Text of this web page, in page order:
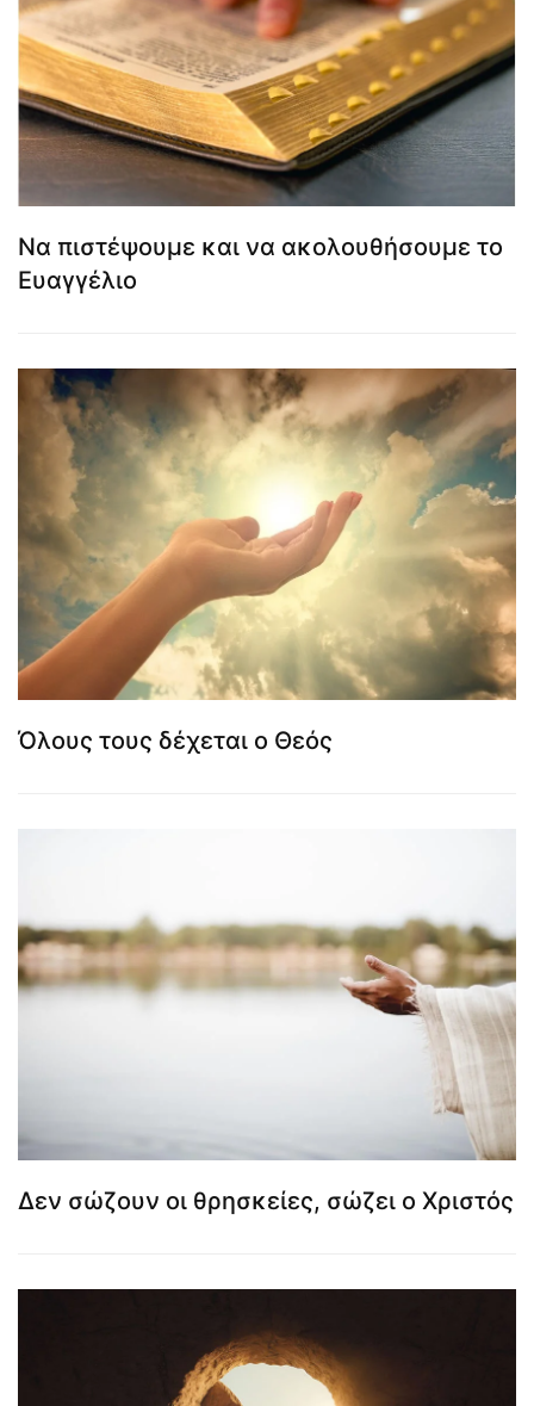
Να πιστέψουμε και να ακολουθήσουμε το
Ευαγγέλιο
Όλους τους δέχεται ο Θεός
Δεν σώζουν οι θρησκείες, σώζει ο Χριστός